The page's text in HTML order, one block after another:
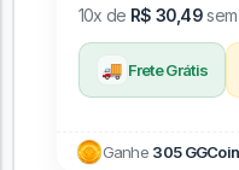
10x de R$ 30,49
🚚 Frete Grátis
Ganhe 305